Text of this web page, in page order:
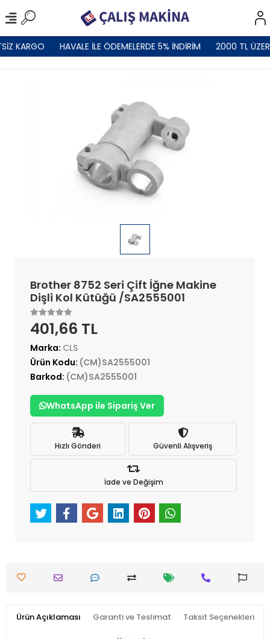
KARGO HAVALE İLE ÖDEMELERDE 5% İNDİRİM 2000 TL
Brother 8752 Seri Çift İğne Makine
Dişli Kol Kütüğü /SA2555001
401,66 TL
Marka: CLS
Ürün Kodu: (CM)SA2555001
Barkod: (CM)SA2555001
WhatsApp ile Sipariş Ver
Hızlı Gönderi Güvenli Alışveriş
İade ve Değişim
Ürün Açıklaması Garanti ve Teslimat Taksit Seçenekleri